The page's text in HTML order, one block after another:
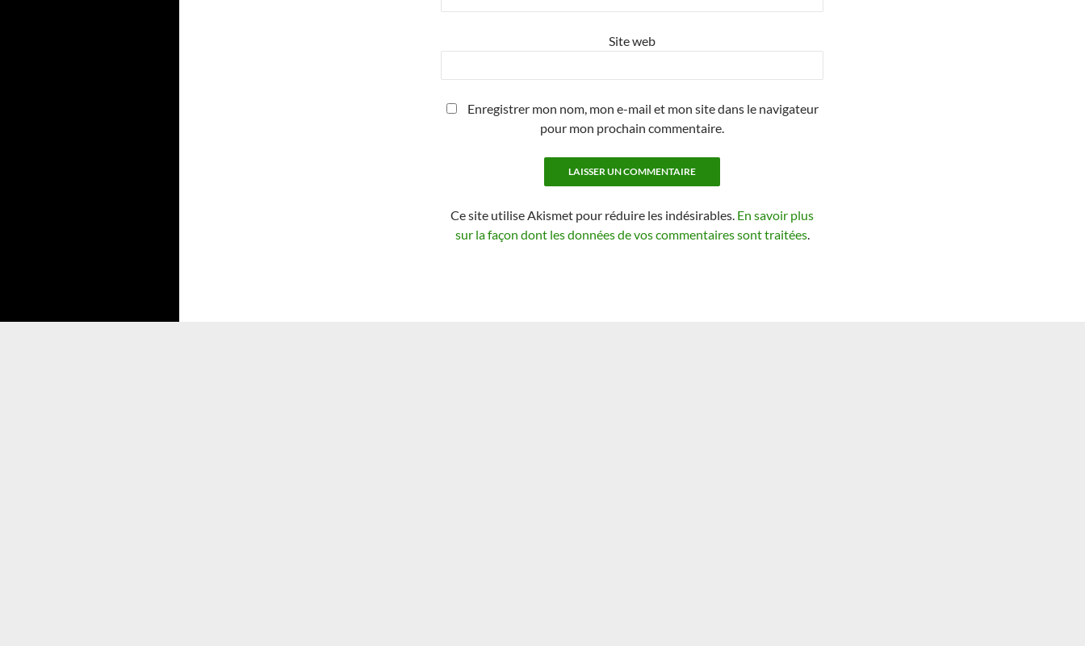
Site web
Enregistrer mon nom, mon e-mail et mon site dans le navigateur
pour mon prochain commentaire.
Ce site utilise Akismet pour réduire les indésirables. En savoir plus
sur la façon dont les données de vos commentaires sont traitées.